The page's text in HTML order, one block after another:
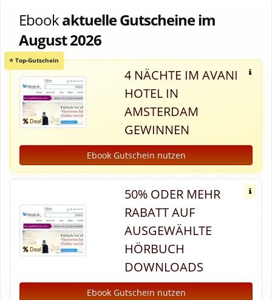
Ebookaktuelle Gutscheine im
August 2026
4 NÄCHTE IM AVANI
HOTEL IN
AMSTERDAM
GEWINNEN
Ebook Gutschein nutzen
50% ODER MEHR
RABATT AUF
AUSGEWÄHLTE
HÖRBUCH
DOWNLOADS
Ebook Gutschein nutzen